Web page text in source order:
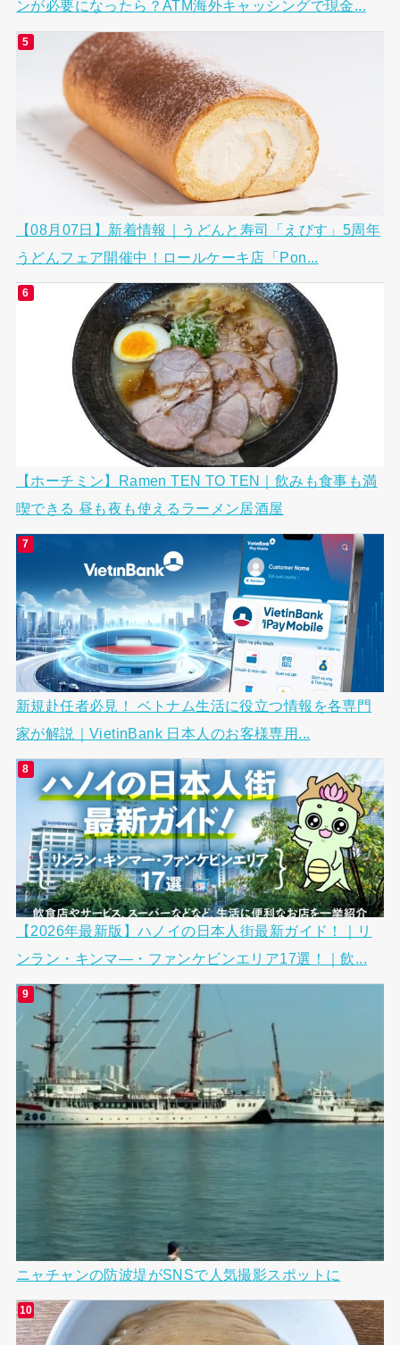
ンが必要になったら？ATM海外キャッシングで現金...
【08月07日】新着情報｜うどんと寿司「えびす」5周年
うどんフェア開催中！ロールケーキ店「Pon...
【ホーチミン】Ramen TEN TO TEN｜飲みも食事も満
喫できる 昼も夜も使えるラーメン居酒屋
新規赴任者必見！ ベトナム生活に役立つ情報を各専門
家が解説｜VietinBank 日本人のお客様専用...
【2026年最新版】ハノイの日本人街最新ガイド！｜リ
ンラン・キンマ―・ファンケビンエリア17選！｜飲...
ニャチャンの防波堤がSNSで人気撮影スポットに